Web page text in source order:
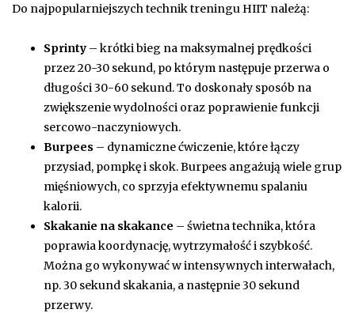
Do najpopularniejszych technik treningu HIIT należą:
Sprinty – krótki bieg na maksymalnej prędkości
przez 20-30 sekund, po którym następuje przerwa o
długości 30-60 sekund. To doskonały sposób na
zwiększenie wydolności oraz poprawienie funkcji
sercowo-naczyniowych.
Burpees – dynamiczne ćwiczenie, które łączy
przysiad, pompkę i skok. Burpees angażują wiele grup
mięśniowych, co sprzyja efektywnemu spalaniu
kalorii.
Skakanie na skakance – świetna technika, która
poprawia koordynację, wytrzymałość i szybkość.
Można go wykonywać w intensywnych interwałach,
np. 30 sekund skakania, a następnie 30 sekund
przerwy.